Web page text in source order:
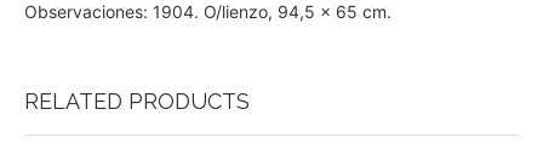
Observaciones: 1904. O/lienzo, 94,5 x 65 cm.
RELATED PRODUCTS